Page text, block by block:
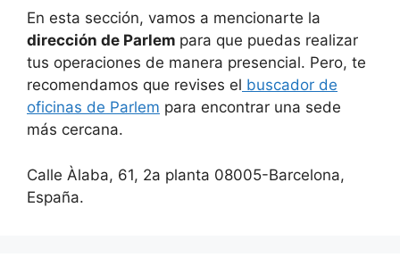
En esta sección, vamos a mencionarte la
dirección de Parlem para que puedas realizar
tus operaciones de manera presencial. Pero, te
recomendamos que revises el buscador de
oficinas de Parlem para encontrar una sede
más cercana.
Calle Àlaba, 61, 2a planta 08005-Barcelona,
España.